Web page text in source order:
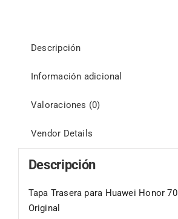
Descripción
Información adicional
Valoraciones (0)
Vendor Details
Descripción
Tapa Trasera para Huawei Honor
Original